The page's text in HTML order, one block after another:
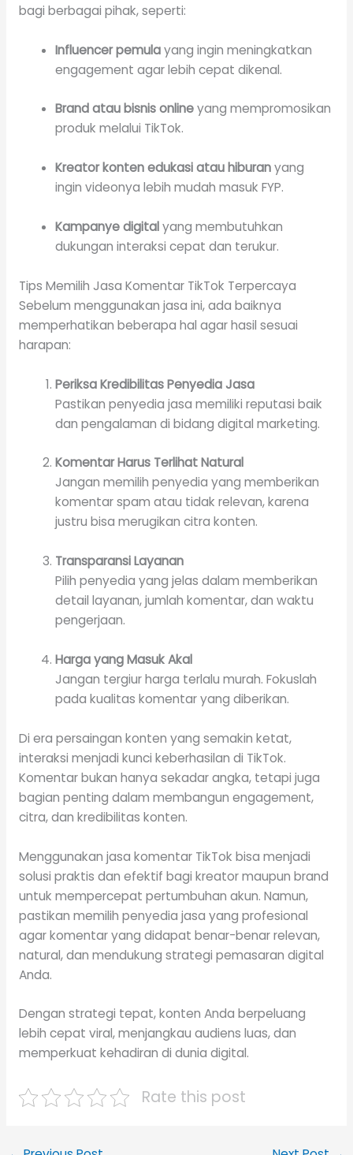
bagi berbagai pihak, seperti:
Influencer pemulayang ingin meningkatkan
engagement agar lebih cepat dikenal.
Brand atau bisnis onlineyang mempromosikan
produk melalui TikTok.
Kreator konten edukasi atau hiburanyang
ingin videonya lebih mudah masuk FYP.
Kampanye digitalyang membutuhkan
dukungan interaksi cepat dan terukur.
Tips Memilih Jasa Komentar TikTok Terpercaya
Sebelum menggunakan jasa ini, ada baiknya
memperhatikan beberapa hal agar hasil sesuai
harapan:
Periksa Kredibilitas Penyedia Jasa
Pastikan penyedia jasa memiliki reputasi baik
dan pengalaman di bidang digital marketing.
Komentar Harus Terlihat Natural
Jangan memilih penyedia yang memberikan
komentar spam atau tidak relevan, karena
justru bisa merugikan citra konten.
Transparansi Layanan
Pilih penyedia yang jelas dalam memberikan
detail layanan, jumlah komentar, dan waktu
pengerjaan.
Harga yang Masuk Akal
Jangan tergiur harga terlalu murah. Fokuslah
pada kualitas komentar yang diberikan.
Di era persaingan konten yang semakin ketat,
interaksi menjadi kunci keberhasilan di TikTok.
Komentar bukan hanya sekadar angka, tetapi juga
bagian penting dalam membangun engagement,
citra, dan kredibilitas konten.
Menggunakan jasa komentar TikTok bisa menjadi
solusi praktis dan efektif bagi kreator maupun brand
untuk mempercepat pertumbuhan akun. Namun,
pastikan memilih penyedia jasa yang profesional
agar komentar yang didapat benar-benar relevan,
natural, dan mendukung strategi pemasaran digital
Anda.
Dengan strategi tepat, konten Anda berpeluang
lebih cepat viral, menjangkau audiens luas, dan
memperkuat kehadiran di dunia digital.
Rate this post